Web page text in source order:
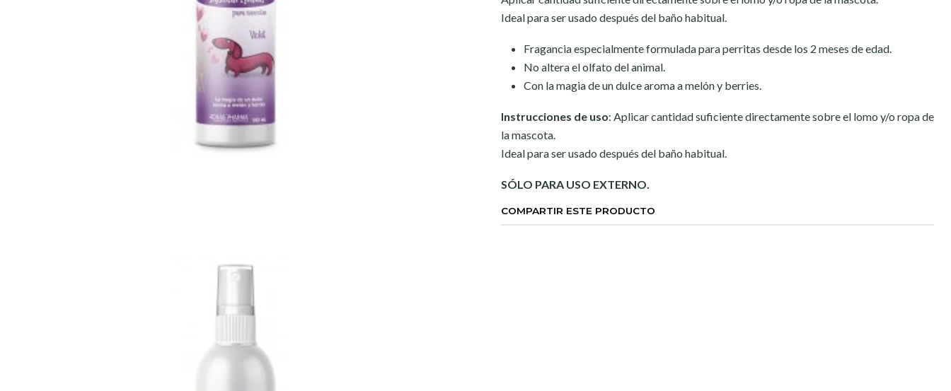
Ideal para ser usado después del baño habitual.
Fragancia especialmente formulada para perritas desde los 2 meses de edad.
No altera el olfato del animal.
Con la magia de un dulce aroma a melón y berries.
Instrucciones de uso: Aplicar cantidad suficiente directamente sobre el lomo y/o ropa de
la mascota.
Ideal para ser usado después del baño habitual.
SÓLO PARA USO EXTERNO.
COMPARTIR ESTE PRODUCTO